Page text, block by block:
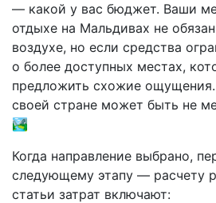
— какой у вас бюджет. Ваши
отдыхе на Мальдивах не
воздухе, но если средства
о более доступных местах,
предложить схожие
своей стране может быть не
🏞
Когда направление выбрано,
следующему этапу — расчету
статьи затрат включают: